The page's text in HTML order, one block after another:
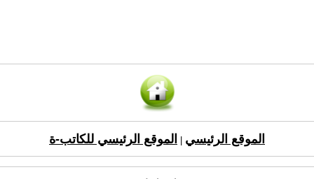
الموقع الرئيسي الموقع الرئيسي للكاتب-ة